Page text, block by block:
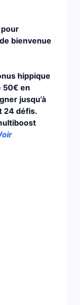
pour
bienvenue
hippique
50€ en
jusqu’à
24 défis.